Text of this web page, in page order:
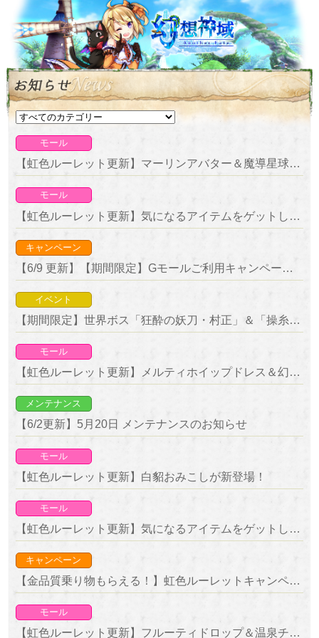
モール
【虹色ルーレット更新】マーリンアバター＆魔導星球が新登場！
モール
【虹色ルーレット更新】気になるアイテムをゲットしよう！復刻ルーレット開催！
キャンペーン
【6/9 更新】【期間限定】Gモールご利用キャンペーン 開催！
イベント
【期間限定】世界ボス「狂酔の妖刀・村正」＆「操糸の人形師・ヴェルダンディ」降臨！
モール
【虹色ルーレット更新】メルティホイップドレス＆幻妖傘が新登場！
メンテナンス
【6/2更新】5月20日 メンテナンスのお知らせ
モール
【虹色ルーレット更新】白貂おみこしが新登場！
モール
【虹色ルーレット更新】気になるアイテムをゲットしよう！復刻ルーレット開催！
キャンペーン
【金品質乗り物もらえる！】虹色ルーレットキャンペーン 開催！
モール
【虹色ルーレット更新】フルーティドロップ＆温泉チンチラが新登場！